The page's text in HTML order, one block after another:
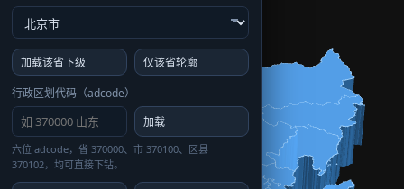
加载该省下级
仅该省轮廓
行政区划代码（adcode）
加载
六位 adcode，省 370000、市 370100、区县
370102，均可直接下钻。